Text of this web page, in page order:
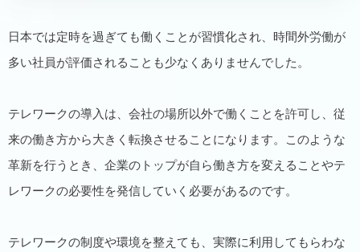
日本では定時を過ぎても働くことが習慣化され、時間外労働が
多い社員が評価されることも少なくありませんでした。
テレワークの導入は、会社の場所以外で働くことを許可し、従
来の働き方から大きく転換させることになります。このような
革新を行うとき、企業のトップが自ら働き方を変えることやテ
レワークの必要性を発信していく必要があるのです。
テレワークの制度や環境を整えても、実際に利用してもらわな